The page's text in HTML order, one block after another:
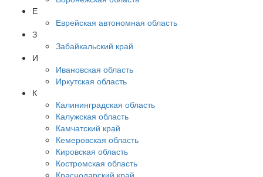
Е
Еврейская автономная область
З
Забайкальский край
И
Ивановская область
Иркутская область
К
Калининградская область
Калужская область
Камчатский край
Кемеровская область
Кировская область
Костромская область
Краснодарский край